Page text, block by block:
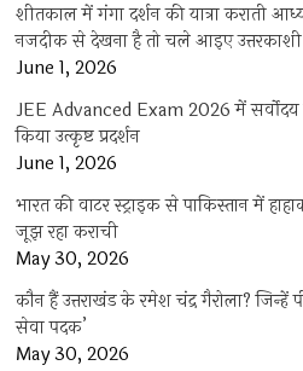
शीतकाल में गंगा दर्शन की यात्रा कराती
नजदीक से देखना है तो चले आइए उत्तरकाशी
June 1, 2026
JEE Advanced Exam 2026 में सर्वोदय
किया उत्कृष्ट प्रदर्शन
June 1, 2026
भारत की वाटर स्ट्राइक से पाकिस्तान में
जूझ रहा कराची
May 30, 2026
कौन हैं उत्तराखंड के रमेश चंद्र गैरोला? जिन्हें
सेवा पदक’
May 30, 2026